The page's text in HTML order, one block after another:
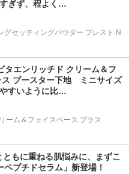
ぎず、程よく…
グセッティングパウダー プレスト N
タエンリッチド クリーム＆フ
ブースター下地　ミニサイズ
やすいように比…
ーム＆フェイスベース プラス
ともに重ねる肌悩みに、まずこ
プチドセラム」新登場！